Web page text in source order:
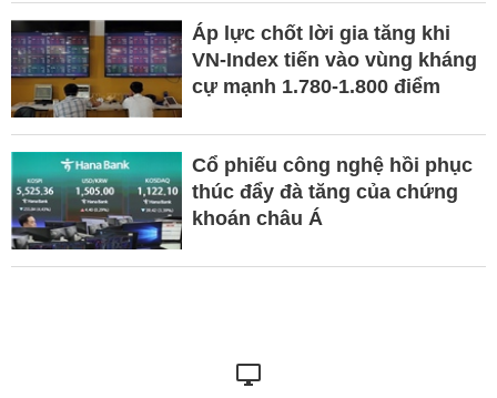
Áp lực chốt lời gia tăng khi
VN-Index tiến vào vùng kháng
cự mạnh 1.780-1.800 điểm
Cổ phiếu công nghệ hồi phục
thúc đẩy đà tăng của chứng
khoán châu Á